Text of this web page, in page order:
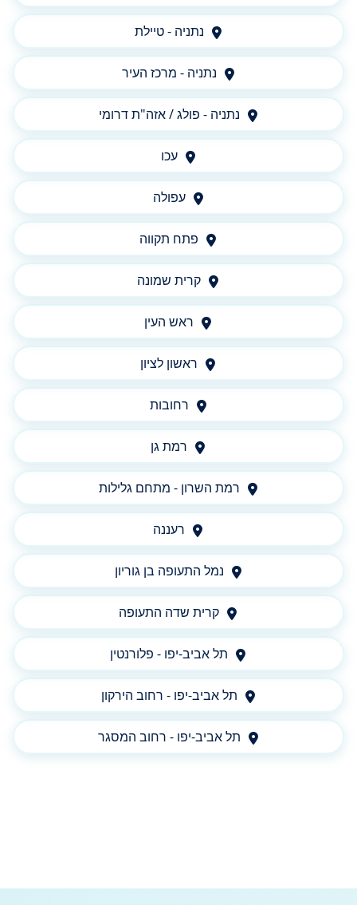
נתניה - טיילת
נתניה - מרכז העיר
נתניה - פולג / אזה"ת דרומי
עכו
עפולה
פתח תקווה
קרית שמונה
ראש העין
ראשון לציון
רחובות
רמת גן
רמת השרון - מתחם גלילות
רעננה
נמל התעופה בן גוריון
קרית שדה התעופה
תל אביב-יפו - פלורנטין
תל אביב-יפו - רחוב הירקון
תל אביב-יפו - רחוב המסגר